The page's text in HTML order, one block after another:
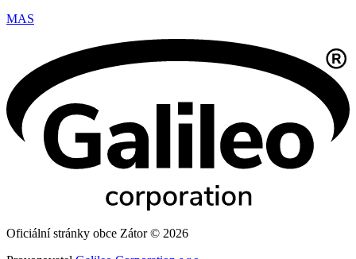
MAS
Oficiální stránky obce Zátor © 2026